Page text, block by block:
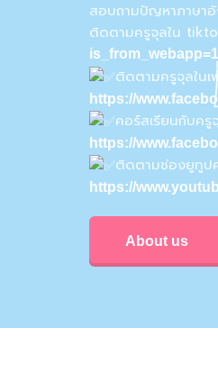
สอบถามปัญหาภาษา
ติดตามครูจุลใน
ติดตามครูจุลใน
https://
คอร์สเรียนกับค
https://
ติดตามช่องยูทูป
https://
About us